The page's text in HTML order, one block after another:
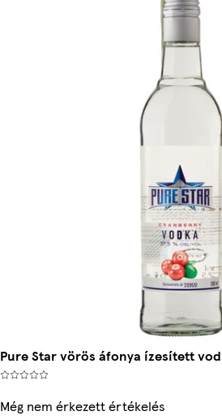
Pure Star vörös áfonya ízesített
Még nem érkezett értékelés